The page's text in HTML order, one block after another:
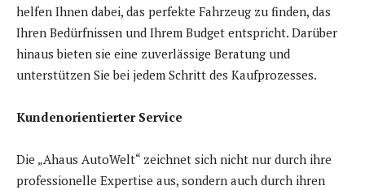
helfen Ihnen dabei, das perfekte Fahrzeug zu finden, das
Ihren Bedürfnissen und Ihrem Budget entspricht. Darüber
hinaus bieten sie eine zuverlässige Beratung und
unterstützen Sie bei jedem Schritt des Kaufprozesses.
Kundenorientierter Service
Die „Ahaus AutoWelt“ zeichnet sich nicht nur durch ihre
professionelle Expertise aus, sondern auch durch ihren